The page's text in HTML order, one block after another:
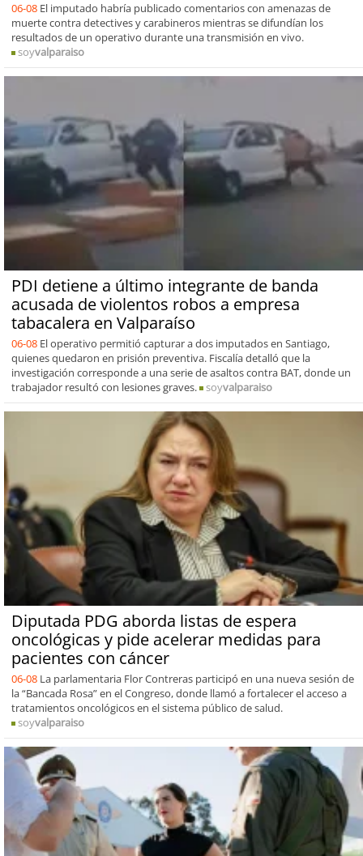
06-08 El imputado habría publicado comentarios con amenazas de
muerte contra detectives y carabineros mientras se difundían los
resultados de un operativo durante una transmisión en vivo.
soyvalparaiso
PDI detiene a último integrante de banda
acusada de violentos robos a empresa
tabacalera en Valparaíso
06-08 El operativo permitió capturar a dos imputados en Santiago,
quienes quedaron en prisión preventiva. Fiscalía detalló que la
investigación corresponde a una serie de asaltos contra BAT, donde un
trabajador resultó con lesiones graves.
soyvalparaiso
Diputada PDG aborda listas de espera
oncológicas y pide acelerar medidas para
pacientes con cáncer
06-08 La parlamentaria Flor Contreras participó en una nueva sesión de
la “Bancada Rosa” en el Congreso, donde llamó a fortalecer el acceso a
tratamientos oncológicos en el sistema público de salud.
soyvalparaiso